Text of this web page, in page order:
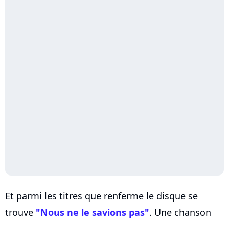
Et parmi les titres que renferme le disque se
trouve "Nous ne le savions pas". Une chanson